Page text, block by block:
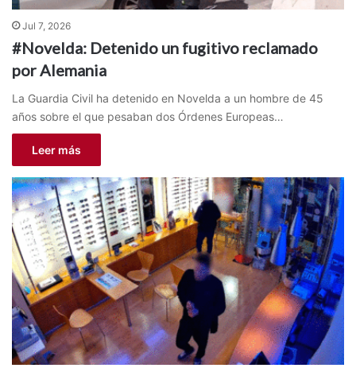
Jul 7, 2026
#Novelda: Detenido un fugitivo reclamado
por Alemania
La Guardia Civil ha detenido en Novelda a un hombre de 45
años sobre el que pesaban dos Órdenes Europeas…
Leer más